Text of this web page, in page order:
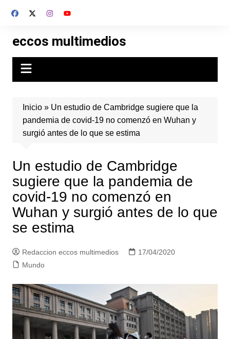
eccos multimedios
Inicio» Un estudio de Cambridge sugiere que la
pandemia de covid-19 no comenzó en Wuhan y
surgió antes de lo que se estima
Un estudio de Cambridge
sugiere que la pandemia de
covid-19 no comenzó en
Wuhan y surgió antes de lo que
se estima
Redaccion eccos multimedios
17/04/2020
Mundo